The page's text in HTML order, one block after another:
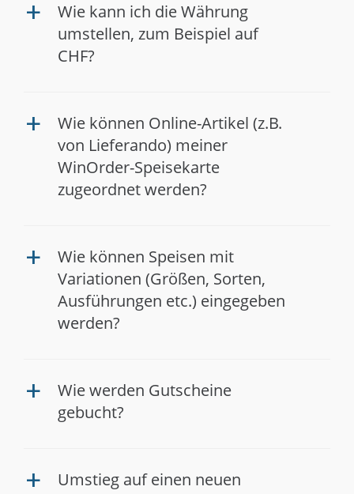
a
Wie kann ich die Währung
umstellen, zum Beispiel auf
CHF?
a
Wie können Online-Artikel (z.B.
von Lieferando) meiner
WinOrder-Speisekarte
zugeordnet werden?
a
Wie können Speisen mit
Variationen (Größen, Sorten,
Ausführungen etc.) eingegeben
werden?
a
Wie werden Gutscheine
gebucht?
a
Umstieg auf einen neuen